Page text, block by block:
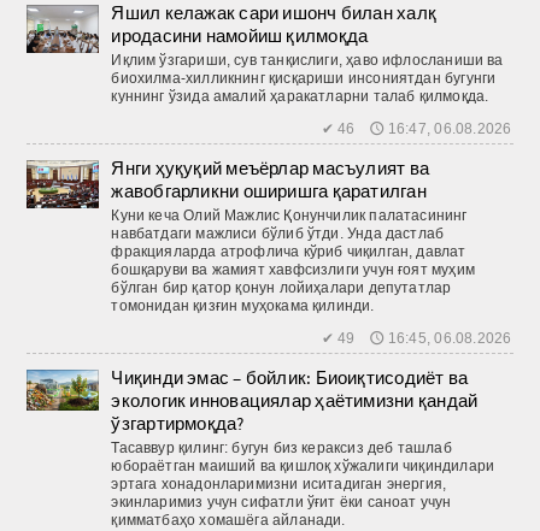
Яшил келажак сари ишонч билан халқ
иродасини намойиш қилмоқда
Иқлим ўзгариши, сув танқислиги, ҳаво ифлосланиши ва
биохилма-хилликнинг қисқариши инсониятдан бугунги
куннинг ўзида амалий ҳаракатларни талаб қилмоқда.
✔ 46 🕔 16:47, 06.08.2026
Янги ҳуқуқий меъёрлар масъулият ва
жавобгарликни оширишга қаратилган
Куни кеча Олий Мажлис Қонунчилик палатасининг
навбатдаги мажлиси бўлиб ўтди. Унда дастлаб
фракцияларда атрофлича кўриб чиқилган, давлат
бошқаруви ва жамият хавфсизлиги учун ғоят муҳим
бўлган бир қатор қонун лойиҳалари депутатлар
томонидан қизғин муҳокама қилинди.
✔ 49 🕔 16:45, 06.08.2026
Чиқинди эмас – бойлик: Биоиқтисодиёт ва
экологик инновациялар ҳаётимизни қандай
ўзгартирмоқда?
Тасаввур қилинг: бугун биз кераксиз деб ташлаб
юбораётган маиший ва қиш­лоқ хўжалиги чиқиндилари
эртага хонадонларимизни иситадиган энергия,
экинларимиз учун сифатли ўғит ёки саноат учун
қимматбаҳо хомашёга айланади.